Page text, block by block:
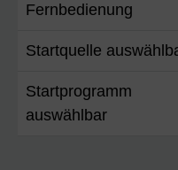
Fernbedienung
Startquelle
Startprogramm
auswählbar